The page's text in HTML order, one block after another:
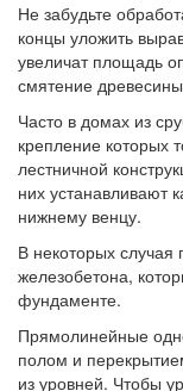
Не забудьте
концы уложить
увеличат площадь
смятение
Часто в домах из
крепление которых
лестничной
них устанавливают
нижнему венцу.
В некоторых
железобетона,
фундаменте.
Прямолинейные
полом и
из уровней. Чтобы